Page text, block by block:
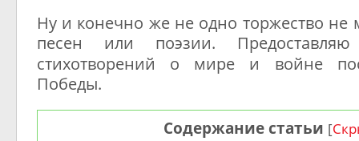
Ну и конечно же не одно торжество не
песен или поэзии.
стихотворений о мире и войне
Победы.
Содержание статьи [